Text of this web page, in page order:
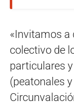
«Invitamos a
colectivo de
particulares
(peatonales